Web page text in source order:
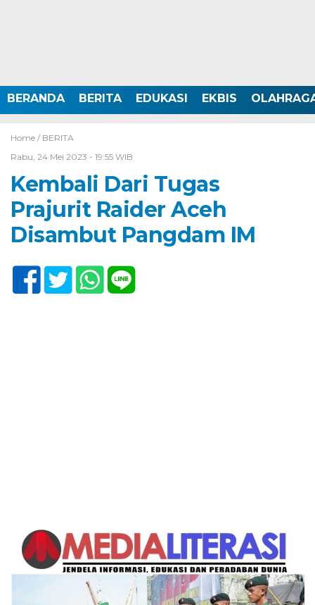
BERANDA BERITA EDUKASI EKBIS
Home / BERITA
Rabu, 24 Mei 2023 - 19:55 WIB
Kembali Dari Tugas
Prajurit Raider Aceh
Disambut Pangdam IM